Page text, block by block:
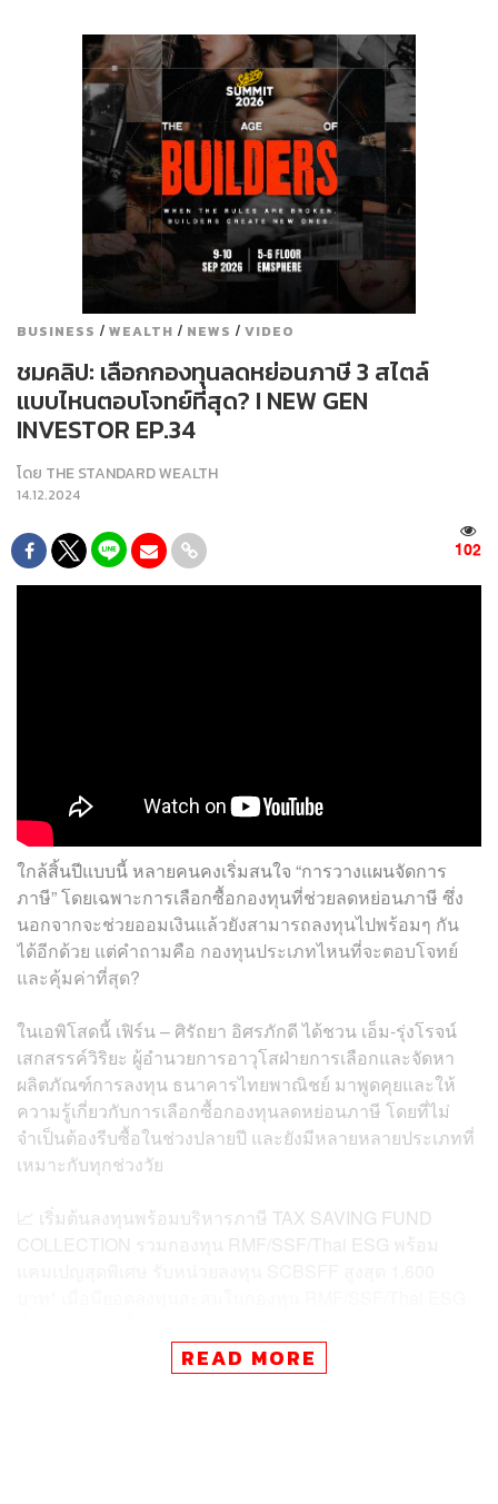
BUSINESS / WEALTH / NEWS / VIDEO
ชมคลิป: เลือกกองทุนลดหย่อนภาษี 3 สไตล์
แบบไหนตอบโจทย์ที่สุด? I NEW GEN
INVESTOR EP.34
โดย THE STANDARD WEALTH
14.12.2024
102
ใกล้สิ้นปีแบบนี้ หลายคนคงเริ่มสนใจ “การวางแผนจัดการ
ภาษี” โดยเฉพาะการเลือกซื้อกองทุนที่ช่วยลดหย่อนภาษี ซึ่ง
นอกจากจะช่วยออมเงินแล้วยังสามารถลงทุนไปพร้อมๆ กัน
ได้อีกด้วย แต่คำถามคือ กองทุนประเภทไหนที่จะตอบโจทย์
และคุ้มค่าที่สุด?
ในเอพิโสดนี้ เฟิร์น – ศิรัถยา อิศรภักดี ได้ชวน เอ็ม-รุ่งโรจน์
เสกสรรค์วิริยะ ผู้อำนวยการอาวุโสฝ่ายการเลือกและจัดหา
ผลิตภัณฑ์การลงทุน ธนาคารไทยพาณิชย์ มาพูดคุยและให้
ความรู้เกี่ยวกับการเลือกซื้อกองทุนลดหย่อนภาษี โดยที่ไม่
จำเป็นต้องรีบซื้อในช่วงปลายปี และยังมีหลายหลายประเภทที่
เหมาะกับทุกช่วงวัย
📈 เริ่มต้นลงทุนพร้อมบริหารภาษี TAX SAVING FUND
COLLECTION รวมกองทุน RMF/SSF/Thai ESG พร้อม
ง่าย ผ่านแอป SCB EASY
📲 รายละเอียดเพิ่มเติม คลิก!https://link.scb/47KtDwJ
READ MORE